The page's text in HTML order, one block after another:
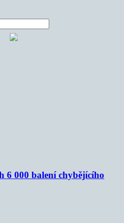
6 000 balení chybějícího